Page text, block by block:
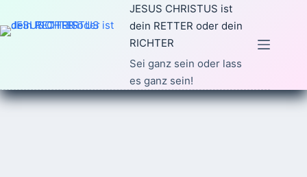
Inhalt
JESUS CHRISTUS ist
dein RETTER oder dein
RICHTER
Sei ganz sein oder lass
es ganz sein!